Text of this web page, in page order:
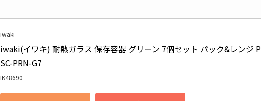
iwaki
iwaki(イワキ) 耐熱ガラス 保存容器 グリーン 7個セット パック&レンジ P
SC-PRN-G7
IK48690